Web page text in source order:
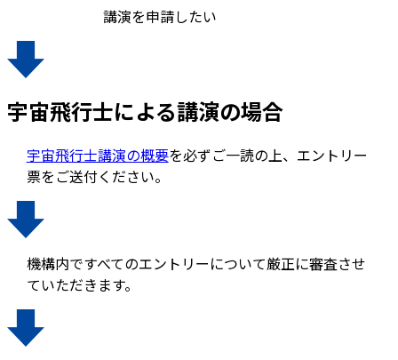
講演を申請したい
宇宙飛行士による講演の場合
宇宙飛行士講演の概要を必ずご一読の上、エントリー
票をご送付ください。
機構内ですべてのエントリーについて厳正に審査させ
ていただきます。